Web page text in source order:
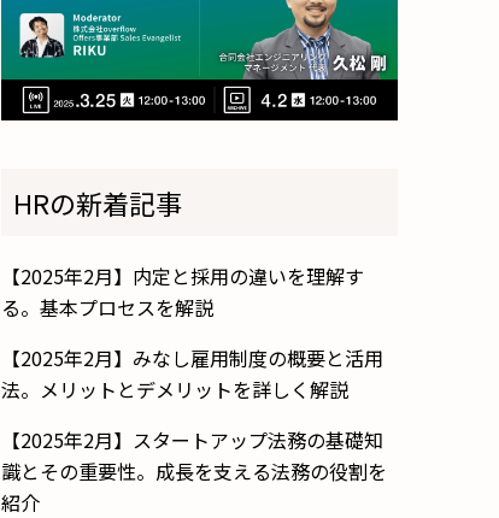
HRの新着記事
【2025年2月】内定と採用の違いを理解す
る。基本プロセスを解説
【2025年2月】みなし雇用制度の概要と活用
法。メリットとデメリットを詳しく解説
【2025年2月】スタートアップ法務の基礎知
識とその重要性。成長を支える法務の役割を
紹介